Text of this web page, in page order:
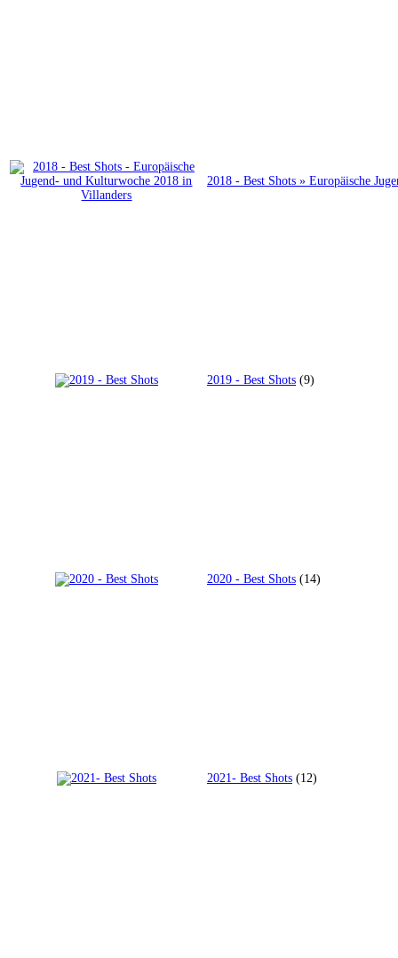
2018 - Best Shots » Europäische
2019 - Best Shots (9)
2020 - Best Shots (14)
2021- Best Shots (12)